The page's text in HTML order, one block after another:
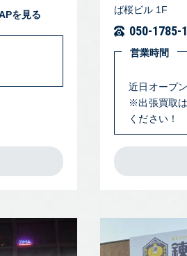
を見る
ば桜ビル 1F
050-1785-
営業時間
近日オープ
※出張買取
ください！